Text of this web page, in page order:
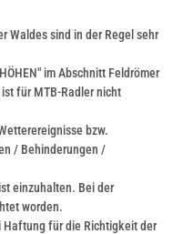
Waldes sind in der Regel sehr
im Abschnitt Feldrömer
für MTB-Radler nicht
bzw.
/ Behinderungen /
einzuhalten. Bei der
worden.
Haftung für die Richtigkeit der